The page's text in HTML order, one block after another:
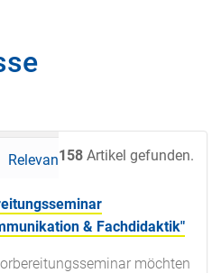
158 Artikel gefunden.
Relevanz Datum
& Fachdidaktik"
möchten